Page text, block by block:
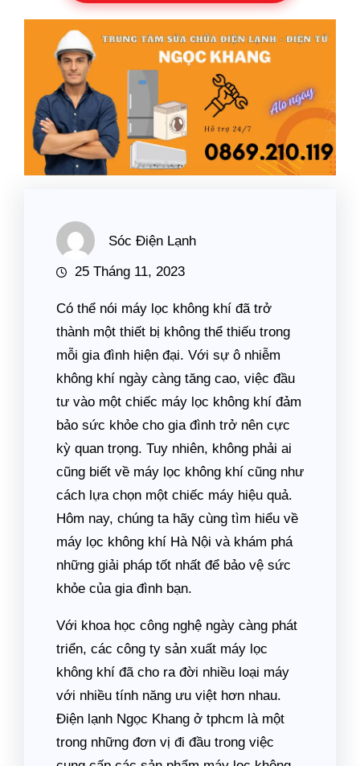
Sóc Điện Lạnh
25 Tháng 11, 2023
Có thể nói máy lọc không khí đã trở
thành một thiết bị không thể thiếu trong
mỗi gia đình hiện đại. Với sự ô nhiễm
không khí ngày càng tăng cao, việc đầu
tư vào một chiếc máy lọc không khí đảm
bảo sức khỏe cho gia đình trở nên cực
kỳ quan trọng. Tuy nhiên, không phải ai
cũng biết về máy lọc không khí cũng như
cách lựa chọn một chiếc máy hiệu quả.
Hôm nay, chúng ta hãy cùng tìm hiểu về
máy lọc không khí Hà Nội và khám phá
những giải pháp tốt nhất để bảo vệ sức
khỏe của gia đình bạn.
Với khoa học công nghệ ngày càng phát
triển, các công ty sản xuất máy lọc
không khí đã cho ra đời nhiều loại máy
với nhiều tính năng ưu việt hơn nhau.
Điện lạnh Ngọc Khang ở tphcm là một
trong những đơn vị đi đầu trong việc